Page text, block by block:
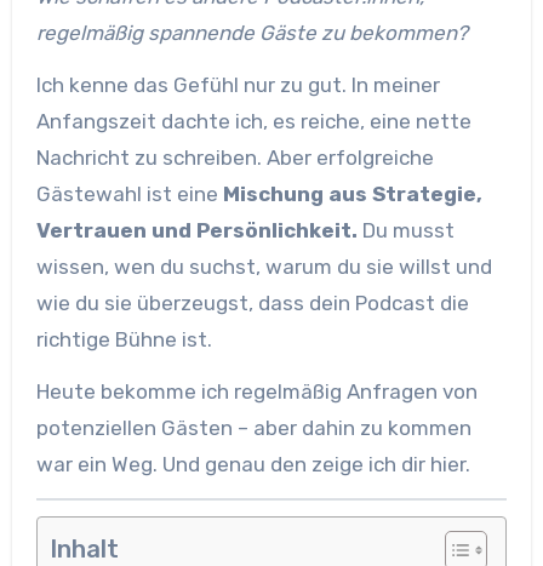
regelmäßig spannende Gäste zu bekommen?
Ich kenne das Gefühl nur zu gut. In meiner
Anfangszeit dachte ich, es reiche, eine nette
Nachricht zu schreiben. Aber erfolgreiche
Gästewahl ist eine Mischung aus Strategie,
Vertrauen und Persönlichkeit. Du musst
wissen, wen du suchst, warum du sie willst und
wie du sie überzeugst, dass dein Podcast die
richtige Bühne ist.
Heute bekomme ich regelmäßig Anfragen von
potenziellen Gästen – aber dahin zu kommen
war ein Weg. Und genau den zeige ich dir hier.
Inhalt